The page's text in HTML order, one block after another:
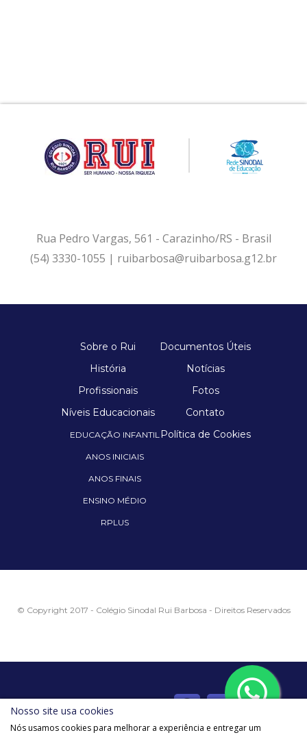
Rua Pedro Vargas, 561 - Carazinho/RS - Brasil
(54) 3330-1055 | ruibarbosa@ruibarbosa.g12.br
Sobre o Rui
História
Profissionais
Níveis Educacionais
EDUCAÇÃO INFANTIL
ANOS INICIAIS
ANOS FINAIS
ENSINO MÉDIO
RPLUS
Documentos Úteis
Notícias
Fotos
Contato
Política de Cookies
© Copyright 2017 - Colégio Sinodal Rui Barbosa - Direitos Reservados
Siga o Rui nas redes sociais
Nosso site usa cookies
Nós usamos cookies para melhorar a experiência e entregar um